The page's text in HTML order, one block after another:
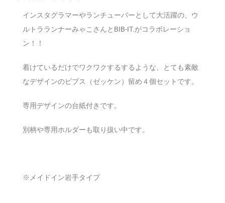
インスタグラマーやランチューバーとして大活躍の、ウ
ルトラランナーみゃこさんとBIB-IT.がコラボレーショ
ン！！
着けているだけでワクワクするするような、とても素敵
なデザインのビブス（ゼッケン）留め４個セットです。
専用デザインの台紙付きです。
別柄や専用ホルダーも取り扱い中です。
※メイドイン岩手タイプ